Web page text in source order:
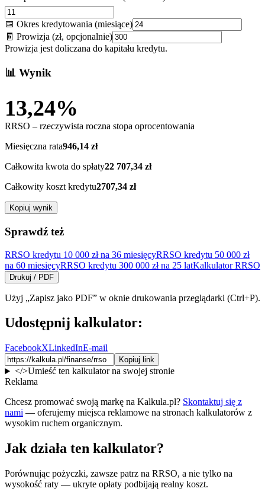
📅 Okres kredytowania (miesiące)
🧾 Prowizja (zł, opcjonalnie)
Prowizja jest doliczana do kapitału kredytu.
📊 Wynik
13,24%
RRSO – rzeczywista roczna stopa oprocentowania
Miesięczna rata946,14 zł
Całkowita kwota do spłaty22 707,34 zł
Całkowity koszt kredytu2707,34 zł
Kopiuj wynik
Sprawdź też
RRSO kredytu 10 000 zł na 36 miesięcyRRSO kredytu 50 000 zł
na 60 miesięcyRRSO kredytu 300 000 zł na 25 latKalkulator RRSO
Drukuj / PDF
Użyj „Zapisz jako PDF” w oknie drukowania przeglądarki (Ctrl+P).
Udostępnij kalkulator:
FacebookXLinkedInE-mail
Kopiuj link
</>Umieść ten kalkulator na swojej stronie
Reklama
Chcesz promować swoją markę na Kalkula.pl? Skontaktuj się z
nami — oferujemy miejsca reklamowe na stronach kalkulatorów z
wysokim ruchem organicznym.
Jak działa ten kalkulator?
Porównując pożyczki, zawsze patrz na RRSO, a nie tylko na
wysokość raty — ukryte opłaty podbijają realny koszt.